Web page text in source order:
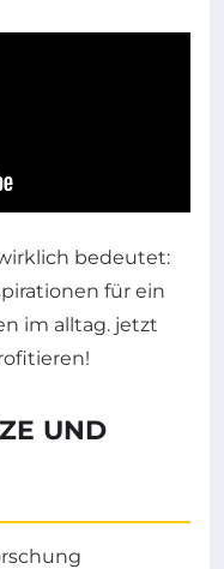
UND